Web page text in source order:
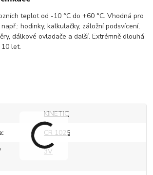
teplot od -10 °C do +60 °C. Vhodná pro
hodinky, kalkulačky, záložní podsvícení,
dálkové ovladače a další. Extrémně dlouhá
let.
KINETIC
CR 1025
3V